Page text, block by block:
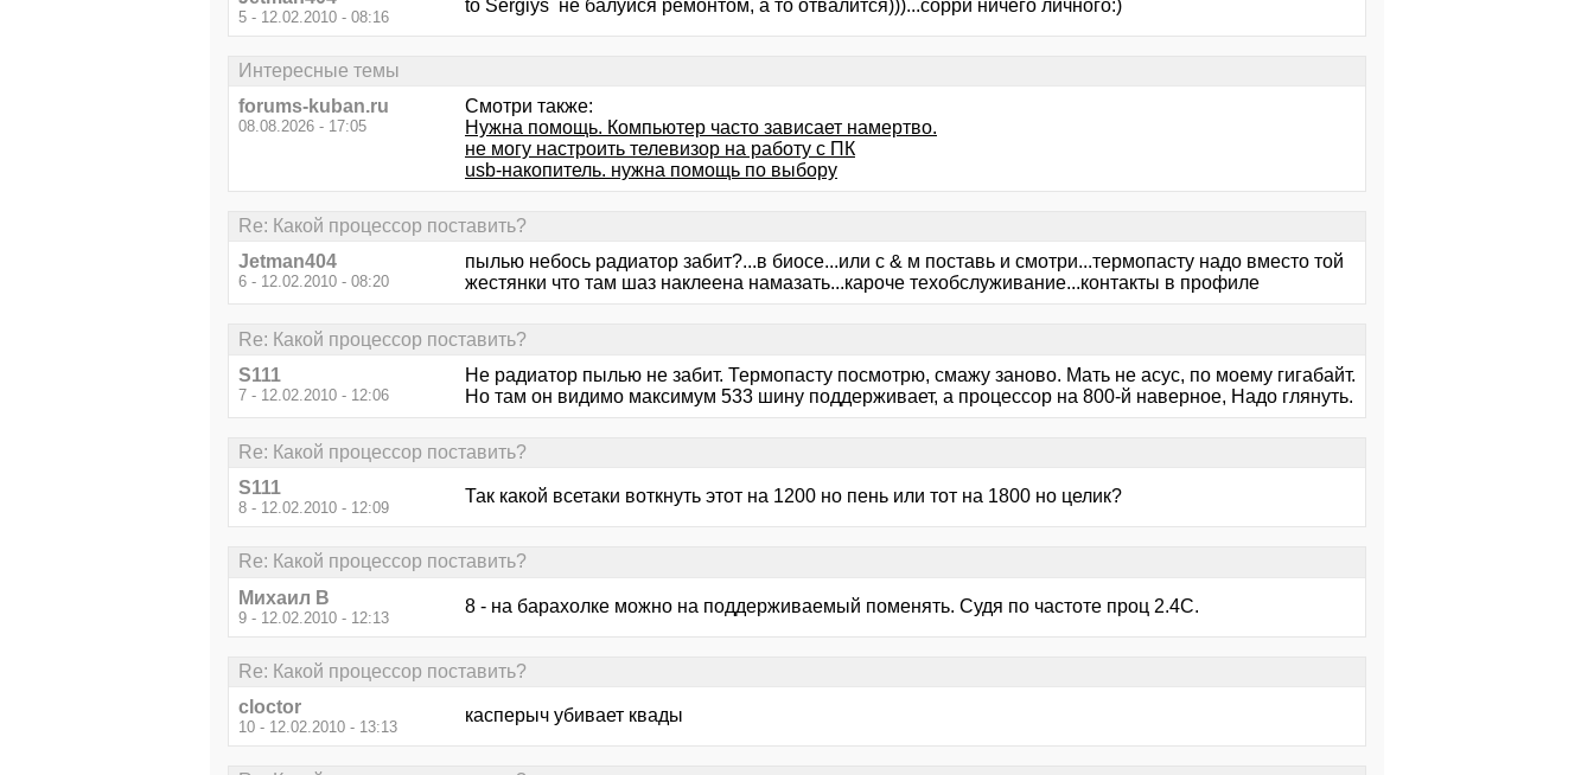
5 - 12.02.2010 - 08:16
to Sergiys не балуйся ремонтом, а то отвалится)))...сорри ничего личного:)
Интересные темы
forums-kuban.ru
08.08.2026 - 17:05
Смотри также:
Нужна помощь. Компьютер часто зависает намертво.
не могу настроить телевизор на работу с ПК
usb-накопитель. нужна помощь по выбору
Re: Какой процессор поставить?
Jetman404
6 - 12.02.2010 - 08:20
пылью небось радиатор забит?...в биосе...или с & м поставь и смотри...термопасту надо вместо той
жестянки что там шаз наклеена намазать...кароче техобслуживание...контакты в профиле
Re: Какой процессор поставить?
S111
7 - 12.02.2010 - 12:06
Не радиатор пылью не забит. Термопасту посмотрю, смажу заново. Мать не асус, по моему гигабайт.
Но там он видимо максимум 533 шину поддерживает, а процессор на 800-й наверное, Надо глянуть.
Re: Какой процессор поставить?
S111
8 - 12.02.2010 - 12:09
Так какой всетаки воткнуть этот на 1200 но пень или тот на 1800 но целик?
Re: Какой процессор поставить?
Михаил В
9 - 12.02.2010 - 12:13
8 - на барахолке можно на поддерживаемый поменять. Судя по частоте проц 2.4С.
Re: Какой процессор поставить?
cloctor
10 - 12.02.2010 - 13:13
касперыч убивает квады